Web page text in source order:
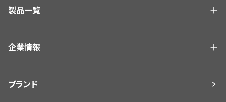
製品一覧
企業情報
ブランド